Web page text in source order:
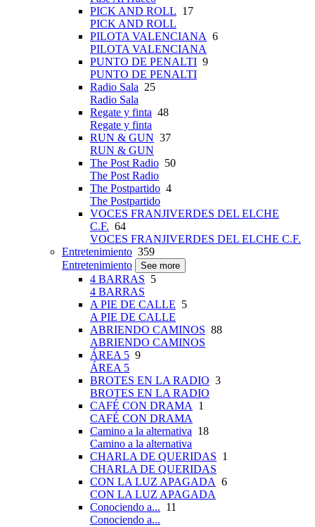
PICK AND ROLL 17
PICK AND ROLL
PILOTA VALENCIANA 6
PILOTA VALENCIANA
PUNTO DE PENALTI 9
PUNTO DE PENALTI
Radio Sala 25
Radio Sala
Regate y finta 48
Regate y finta
RUN & GUN 37
RUN & GUN
The Post Radio 50
The Post Radio
The Postpartido 4
The Postpartido
VOCES FRANJIVERDES DEL ELCHE
C.F. 64
VOCES FRANJIVERDES DEL ELCHE C.F.
Entretenimiento 359
Entretenimiento
See more
4 BARRAS 5
4 BARRAS
A PIE DE CALLE 5
A PIE DE CALLE
ABRIENDO CAMINOS 88
ABRIENDO CAMINOS
ÁREA 5 9
ÁREA 5
BROTES EN LA RADIO 3
BROTES EN LA RADIO
CAFÉ CON DRAMA 1
CAFÉ CON DRAMA
Camino a la alternativa 18
Camino a la alternativa
CHARLA DE QUERIDAS 1
CHARLA DE QUERIDAS
CON LA LUZ APAGADA 6
CON LA LUZ APAGADA
Conociendo a... 11
Conociendo a...